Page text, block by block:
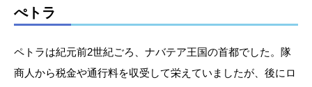
ぺトラ
ペトラは紀元前2世紀ごろ、ナバテア王国の首都でした。隊
商人から税金や通行料を収受して栄えていましたが、後にロ